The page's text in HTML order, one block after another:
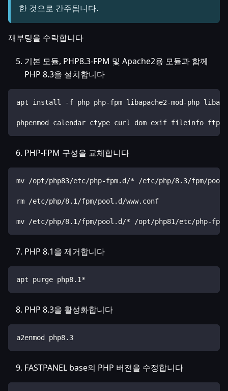
한 것으로 간주됩니다.
재부팅을 수락합니다
기본 모듈, PHP8.3-FPM 및 Apache2용 모듈과 함께
PHP 8.3을 설치합니다
apt install -f php php-fpm libapache2-mod-php
phpenmod calendar ctype curl dom exif fileinfo ftp
PHP-FPM 구성을 교체합니다
mv /opt/php83/etc/php-fpm.d/* /etc/php/8.3/fpm/
rm /etc/php/8.1/fpm/pool.d/www.conf
mv /etc/php/8.1/fpm/pool.d/* /opt/php81/etc/php-
PHP 8.1을 제거합니다
apt purge php8.1*
PHP 8.3을 활성화합니다
a2enmod php8.3
FASTPANEL base의 PHP 버전을 수정합니다